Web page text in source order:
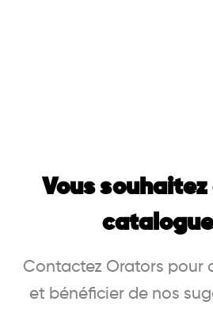
Vous
Contactez Orators pour
et bénéficier de nos